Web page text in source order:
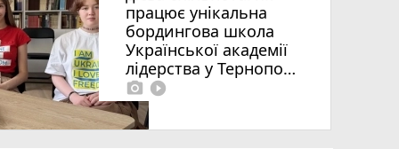
працює унікальна
бордингова школа
Української академії
лідерства у Тернополі
photo_camera play_circle_filled